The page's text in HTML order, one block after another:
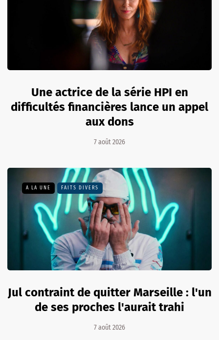
Une actrice de la série HPI en
difficultés financières lance un appel
aux dons
7 août 2026
A LA UNE FAITS DIVERS
Jul contraint de quitter Marseille : l'un
de ses proches l'aurait trahi
7 août 2026